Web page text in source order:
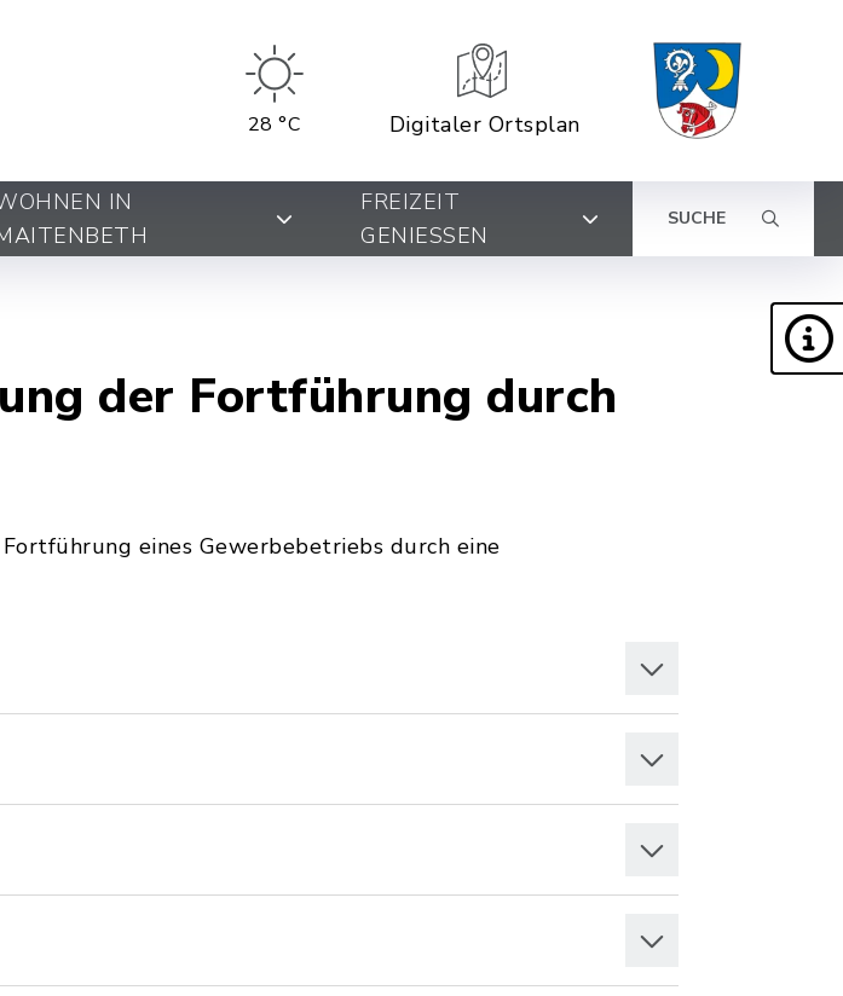
28 °C Digitaler Ortsplan
IN
FREIZEIT
GENIESSEN
SUCHE
der Fortführung durch
eines Gewerbebetriebs durch eine